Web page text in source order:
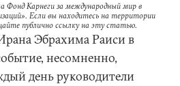
Фонд Карнеги за международный мир в
Если вы находитесь на территории
публично ссылку на эту статью.
Эбрахима Раиси в
несомненно,
день руководители